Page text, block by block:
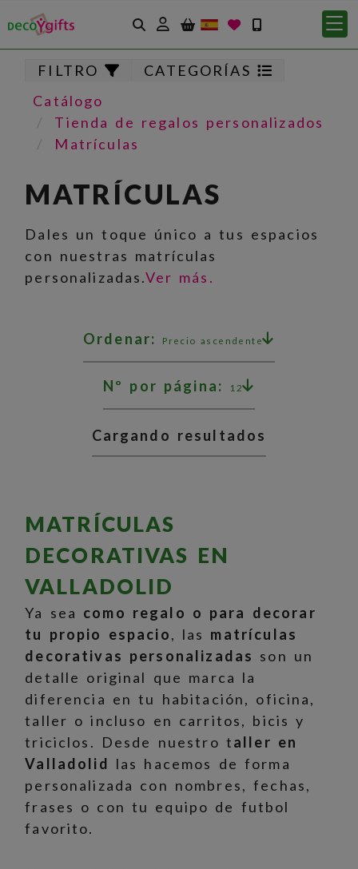
Identifícate
FILTRO
CATEGORÍAS
Catálogo
Tienda de regalos personalizados
Matrículas
MATRÍCULAS
Dales un toque único a tus espacios
con nuestras matrículas
personalizadas.Ver más.
Ordenar: Precio ascendente
Nº por página: 12
Cargando resultados
MATRÍCULAS
DECORATIVAS EN
VALLADOLID
Ya sea como regalo o para decorar
tu propio espacio, las matrículas
decorativas personalizadas son un
detalle original que marca la
diferencia en tu habitación, oficina,
taller o incluso en carritos, bicis y
triciclos. Desde nuestro taller en
Valladolid las hacemos de forma
personalizada con nombres, fechas,
frases o con tu equipo de futbol
favorito.